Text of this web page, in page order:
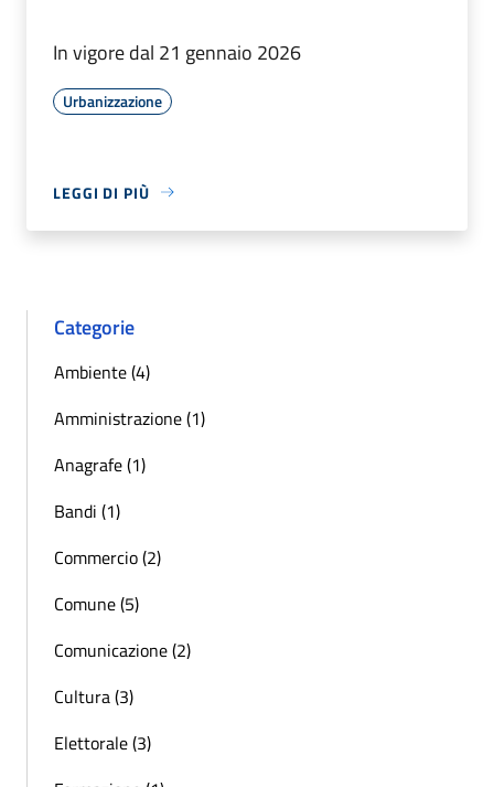
In vigore dal 21 gennaio 2026
Urbanizzazione
LEGGI DI PIÙ
Categorie
Ambiente (4)
Amministrazione (1)
Anagrafe (1)
Bandi (1)
Commercio (2)
Comune (5)
Comunicazione (2)
Cultura (3)
Elettorale (3)